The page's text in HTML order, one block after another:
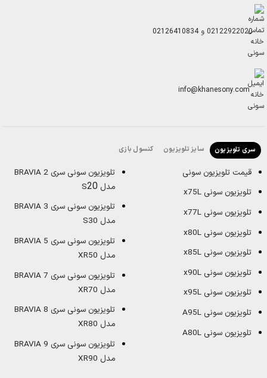
02122922020 و02126410834
info@khanesony.com
سری تلویزیون سایز تلویزیون کنسول بازی
قیمت تلویزیون سونی
تلویزیون سونی x75L
تلویزیون سونی x77L
تلویزیون سونی x80L
تلویزیون سونی x85L
تلویزیون سونی x90L
تلویزیون سونی x95L
تلویزیون سونی A95L
تلویزیون سونی A80L
تلویزیون سونی سری BRAVIA 2
مدل S 20
تلویزیون سونی سری BRAVIA 3
مدل S30
تلویزیون سونی سری BRAVIA 5
مدل XR50
تلویزیون سونی سری BRAVIA 7
مدل XR70
تلویزیون سونی سری BRAVIA 8
مدل XR80
تلویزیون سونی سری BRAVIA 9
مدل XR90